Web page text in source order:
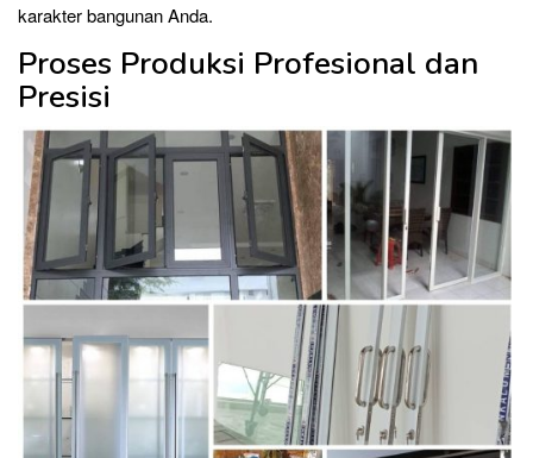
karakter bangunan Anda.
Proses Produksi Profesional dan
Presisi